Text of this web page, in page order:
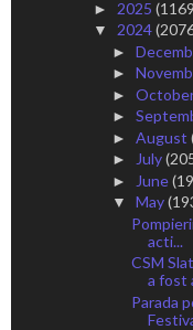
► 2025
▼ 2024
►
►
►
►
► August
► July
► June
▼ May
acti...
CSM
a fost
Parada